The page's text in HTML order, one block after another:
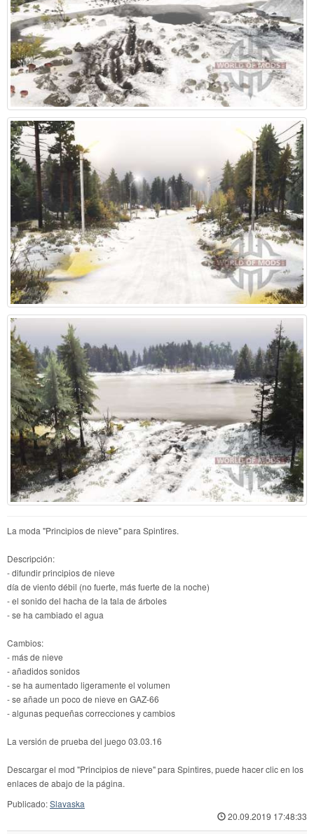
La moda "Principios de nieve" para Spintires.
Descripción:
- difundir principios de nieve
día de viento débil (no fuerte, más fuerte de la noche)
- el sonido del hacha de la tala de árboles
- se ha cambiado el agua
Cambios:
- más de nieve
- añadidos sonidos
- se ha aumentado ligeramente el volumen
- se añade un poco de nieve en GAZ-66
- algunas pequeñas correcciones y cambios
La versión de prueba del juego 03.03.16
Descargar el mod "Principios de nieve" para Spintires, puede hacer clic en los
enlaces de abajo de la página.
Publicado:Slavaska
20.09.2019 17:48:33